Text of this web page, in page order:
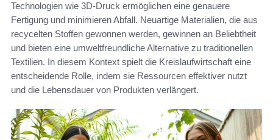
Technologien wie 3D-Druck ermöglichen eine genauere
Fertigung und minimieren Abfall. Neuartige Materialien, die aus
recycelten Stoffen gewonnen werden, gewinnen an Beliebtheit
und bieten eine umweltfreundliche Alternative zu traditionellen
Textilien. In diesem Kontext spielt die Kreislaufwirtschaft eine
entscheidende Rolle, indem sie Ressourcen effektiver nutzt
und die Lebensdauer von Produkten verlängert.